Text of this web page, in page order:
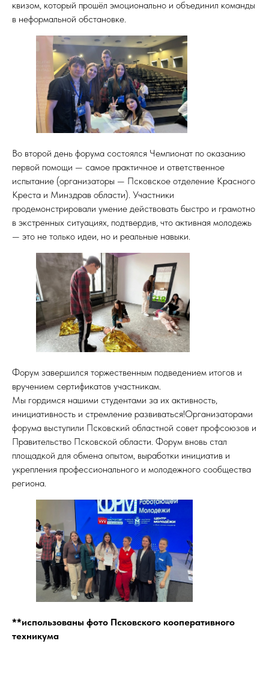
квизом, который прошёл эмоционально и объединил команды
в неформальной обстановке.
Во второй день форума состоялся Чемпионат по оказанию
первой помощи — самое практичное и ответственное
испытание (организаторы — Псковское отделение Красного
Креста и Минздрав области). Участники
продемонстрировали умение действовать быстро и грамотно
в экстренных ситуациях, подтвердив, что активная молодежь
— это не только идеи, но и реальные навыки.
Форум завершился торжественным подведением итогов и
вручением сертификатов участникам.
Мы гордимся нашими студентами за их активность,
инициативность и стремление развиваться!Организаторами
форума выступили Псковский областной совет профсоюзов и
Правительство Псковской области. Форум вновь стал
площадкой для обмена опытом, выработки инициатив и
укрепления профессионального и молодежного сообщества
региона.
**использованы фото Псковского кооперативного
техникума